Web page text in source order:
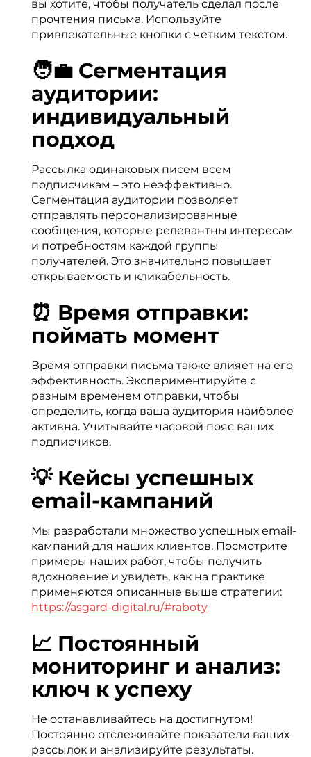
вы хотите, чтобы получатель сделал после
прочтения письма. Используйте
привлекательные кнопки с четким текстом.
🧑‍💼 Сегментация
аудитории:
индивидуальный
подход
Рассылка одинаковых писем всем
подписчикам – это неэффективно.
Сегментация аудитории позволяет
отправлять персонализированные
сообщения, которые релевантны интересам
и потребностям каждой группы
получателей. Это значительно повышает
открываемость и кликабельность.
⏰ Время отправки:
поймать момент
Время отправки письма также влияет на его
эффективность. Экспериментируйте с
разным временем отправки, чтобы
определить, когда ваша аудитория наиболее
активна. Учитывайте часовой пояс ваших
подписчиков.
💡 Кейсы успешных
email-кампаний
Мы разработали множество успешных email-
кампаний для наших клиентов. Посмотрите
примеры наших работ, чтобы получить
вдохновение и увидеть, как на практике
применяются описанные выше стратегии:
https://asgard-digital.ru/#raboty
📈 Постоянный
мониторинг и анализ:
ключ к успеху
Не останавливайтесь на достигнутом!
Постоянно отслеживайте показатели ваших
рассылок и анализируйте результаты.